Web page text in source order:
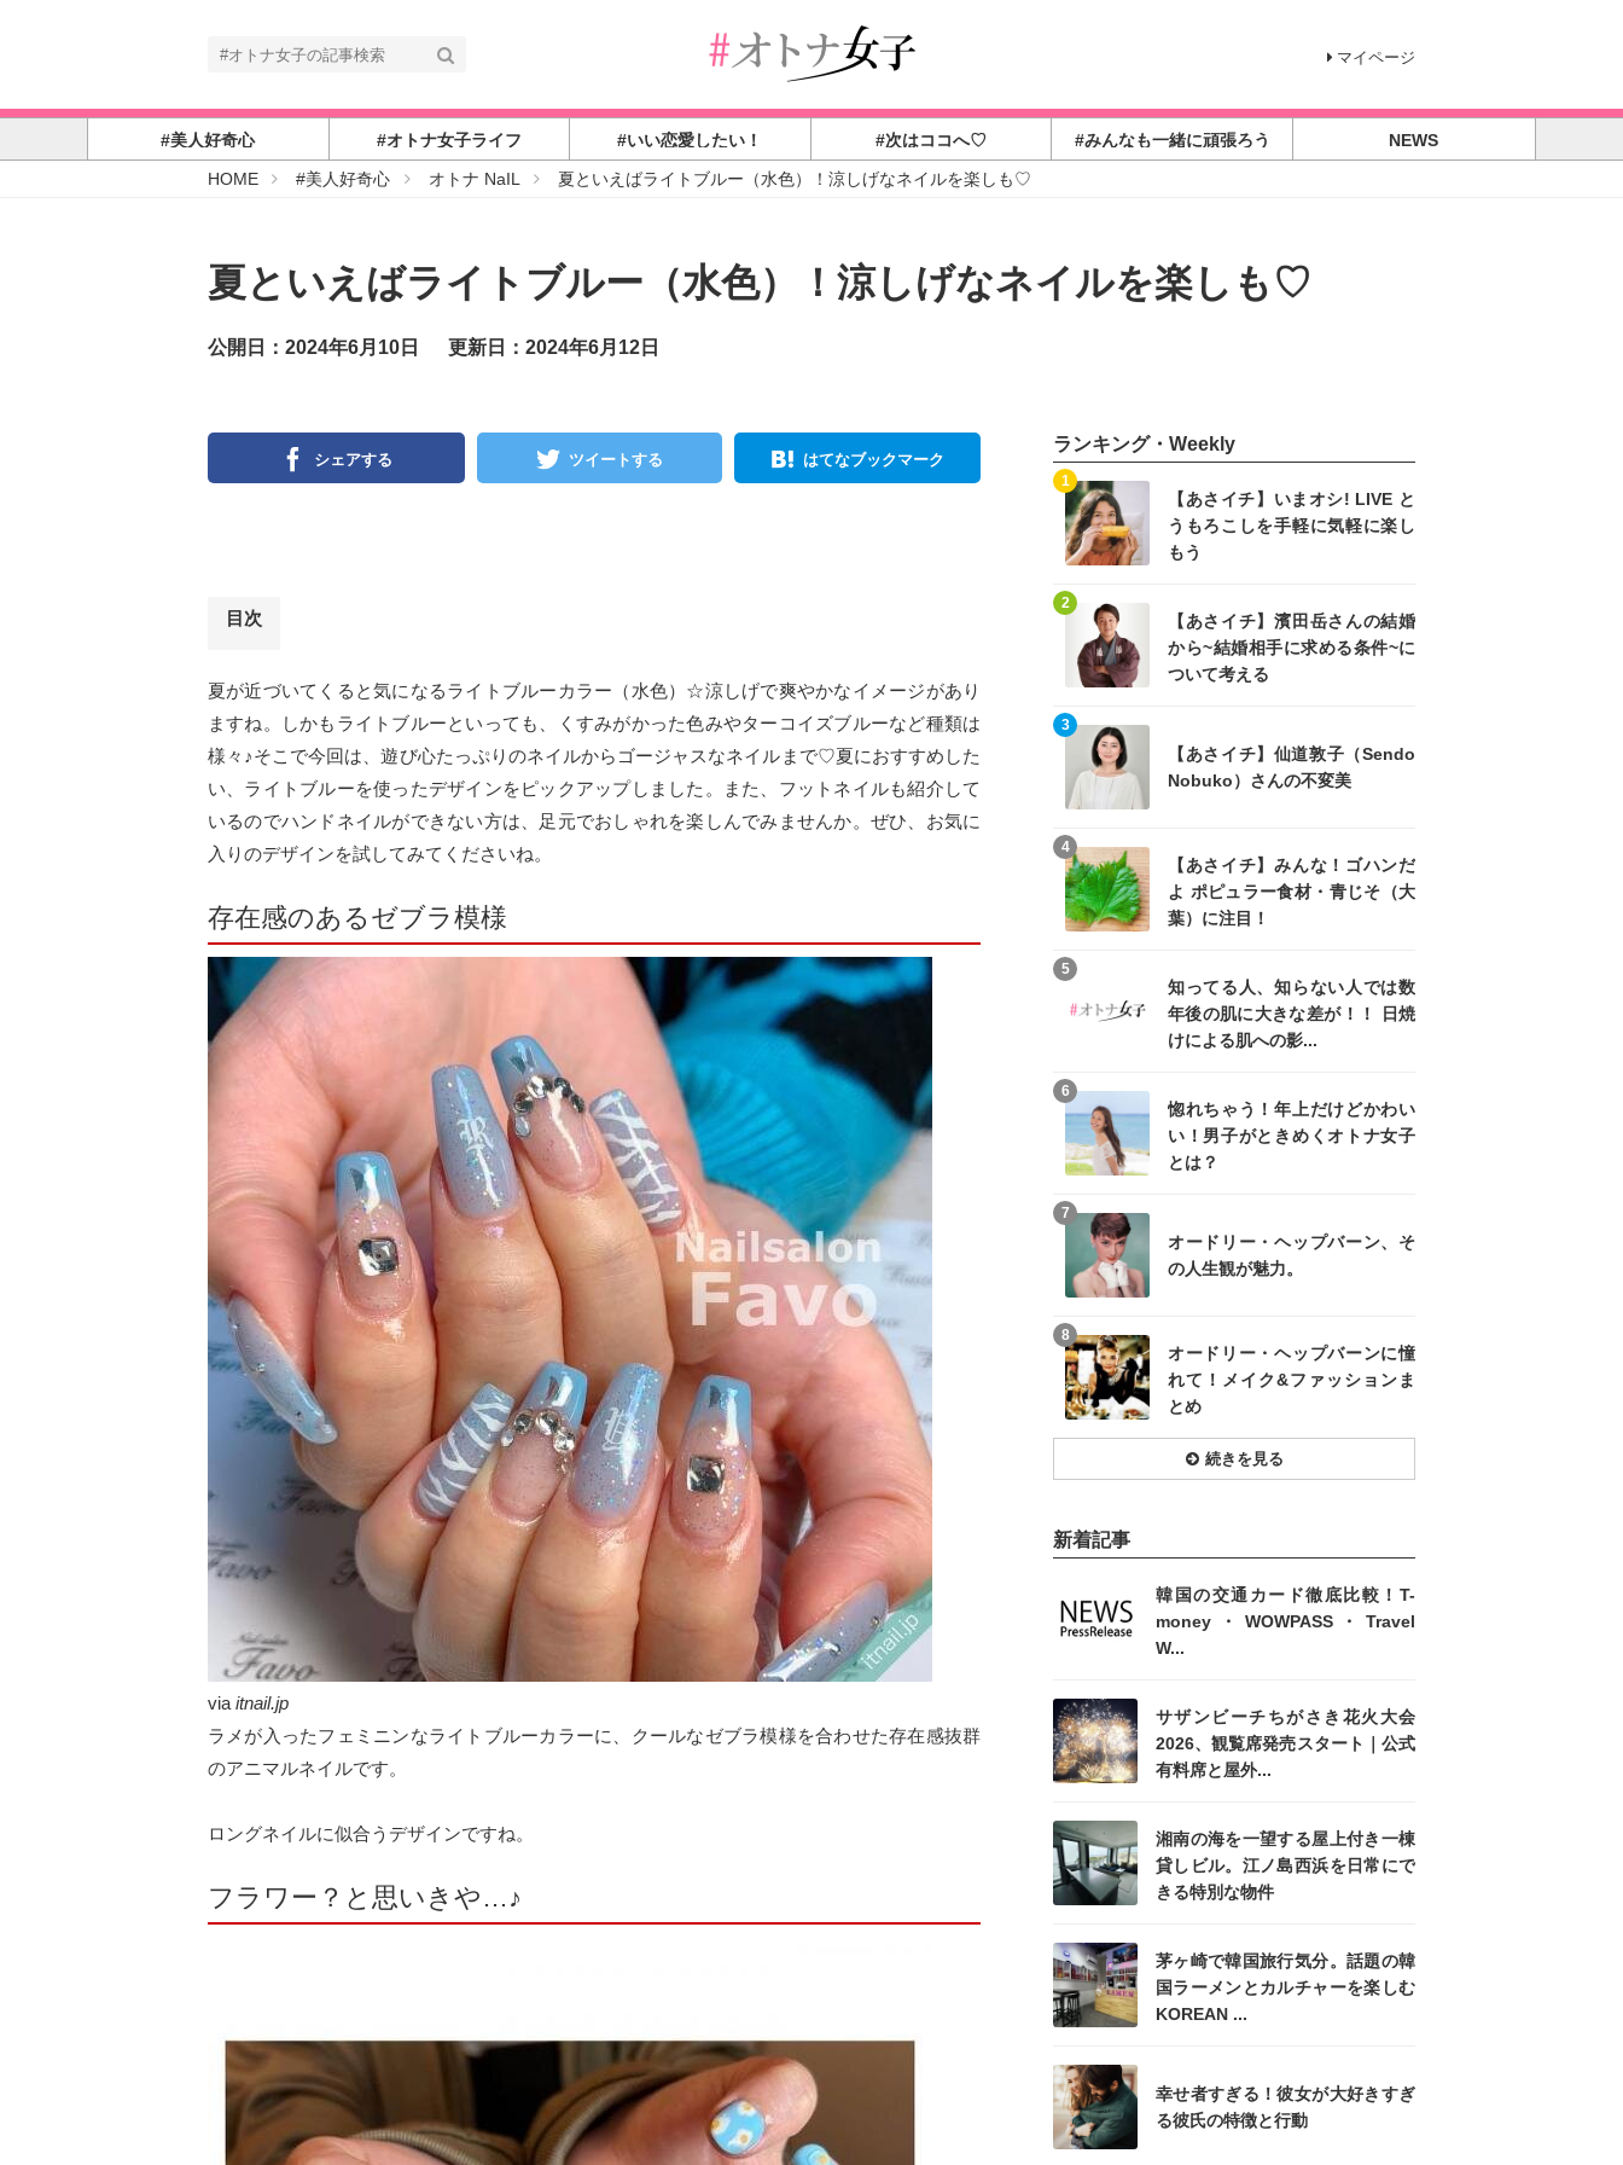
マイページ
#美人好奇心 #オトナ女子ライフ #いい恋愛したい！ #次はココへ♡ #みんなも一緒に頑張ろう
NEWS
HOME#
#美人好奇心 オトナ NaIL 夏といえばライトブルー（水色）！涼しげなネイルを楽しも♡
夏といえばライトブルー（水色）！涼しげなネイルを楽しも♡
公開日：2024年6月10日 更新日：2024年6月12日
シェアする ツイートする はてなブックマーク
目次
夏が近づいてくると気になるライトブルーカラー（水色）☆涼しげで爽やかなイメージがあり
ますね。しかもライトブルーといっても、くすみがかった色みやターコイズブルーなど種類は
様々♪そこで今回は、遊び心たっぷりのネイルからゴージャスなネイルまで♡夏におすすめした
い、ライトブルーを使ったデザインをピックアップしました。また、フットネイルも紹介して
いるのでハンドネイルができない方は、足元でおしゃれを楽しんでみませんか。ぜひ、お気に
入りのデザインを試してみてくださいね。
存在感のあるゼブラ模様
via itnail.jp
ラメが入ったフェミニンなライトブルーカラーに、クールなゼブラ模様を合わせた存在感抜群
のアニマルネイルです。
ロングネイルに似合うデザインですね。
フラワー？と思いきや…♪
ランキング・Weekly
【あさイチ】いまオシ! LIVE と
うもろこしを手軽に気軽に楽し
もう
1
【あさイチ】濱田岳さんの結婚
から~結婚相手に求める条件~に
ついて考える
2
【あさイチ】仙道敦子（Sendo
Nobuko）さんの不変美
3
【あさイチ】みんな！ゴハンだ
よ ポピュラー食材・青じそ（大
葉）に注目！
4
知ってる人、知らない人では数
年後の肌に大きな差が！！ 日焼
けによる肌への影...
5
惚れちゃう！年上だけどかわい
い！男子がときめくオトナ女子
とは？
6
オードリー・ヘップバーン、そ
の人生観が魅力。
7
オードリー・ヘップバーンに憧
れて！メイク&ファッションま
とめ
8
続きを見る
新着記事
韓国の交通カード徹底比較！T-
money・WOWPASS・Travel
W...
サザンビーチちがさき花火大会
2026、観覧席発売スタート｜公式
有料席と屋外...
湘南の海を一望する屋上付き一棟
貸しビル。江ノ島西浜を日常にで
きる特別な物件
茅ヶ崎で韓国旅行気分。話題の韓
国ラーメンとカルチャーを楽しむ
KOREAN ...
幸せ者すぎる！彼女が大好きすぎ
る彼氏の特徴と行動